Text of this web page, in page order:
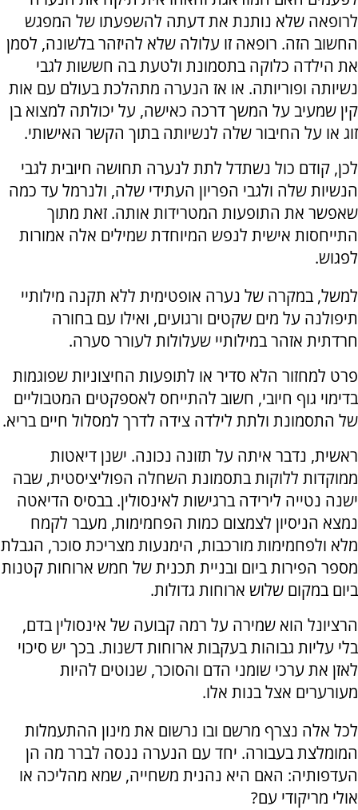
לרופאה שלא נותנת את דעתה להשפעתו של המפגש
החשוב הזה. רופאה זו עלולה שלא להיזהר בלשונה, לסמן
את הילדה כלוקה בתסמונת ולטעת בה חששות לגבי
נשיותה ופוריותה. או אז הנערה מתהלכת בעולם עם אות
קין שמעיב על המשך דרכה כאישה, על יכולתה למצוא בן
זוג או על החיבור שלה לנשיותה בתוך הקשר האישותי.
לכן, קודם כול נשתדל לתת לנערה תחושה חיובית לגבי
הנשיות שלה ולגבי הפריון העתידי שלה, ולנרמל עד כמה
שאפשר את התופעות המטרידות אותה. זאת מתוך
התייחסות אישית לנפש המיוחדת שמילים אלה אמורות
לפגוש.
למשל, במקרה של נערה אופטימית ללא תקנה מילותיי
תיפולנה על מים שקטים ורגועים, ואילו עם בחורה
חרדתית אזהר במילותיי שעלולות לעורר סערה.
פרט למחזור הלא סדיר או לתופעות החיצוניות שפוגמות
בדימוי גוף חיובי, חשוב להתייחס לאספקטים המטבוליים
של התסמונת ולתת לילדה צידה לדרך למסלול חיים בריא.
ראשית, נדבר איתה על תזונה נכונה. ישנן דיאטות
ממוקדות ללוקות בתסמונת השחלה הפוליציסטית, שבה
ישנה נטייה לירידה ברגישות לאינסולין. בבסיס הדיאטה
נמצא הניסיון לצמצום כמות הפחמימות, מעבר לקמח
מלא ולפחמימות מורכבות, הימנעות מצריכת סוכר, הגבלת
מספר הפירות ביום ובניית תכנית של חמש ארוחות קטנות
ביום במקום שלוש ארוחות גדולות.
הרציונל הוא שמירה על רמה קבועה של אינסולין בדם,
בלי עליות גבוהות בעקבות ארוחות דשנות. בכך יש סיכוי
לאזן את ערכי שומני הדם והסוכר, שנוטים להיות
מעורערים אצל בנות אלו.
לכל אלה נצרף מרשם ובו נרשום את מינון ההתעמלות
המומלצת בעבורה. יחד עם הנערה ננסה לברר מה הן
העדפותיה: האם היא נהנית משחייה, שמא מהליכה או
אולי מריקודי עם?